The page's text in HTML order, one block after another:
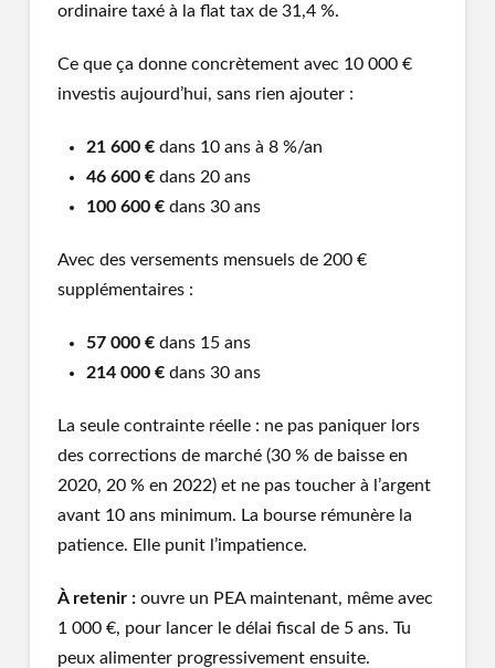
ordinaire taxé à la flat tax de 31,4 %.
Ce que ça donne concrètement avec 10 000 €
investis aujourd’hui, sans rien ajouter :
21 600 € dans 10 ans à 8 %/an
46 600 € dans 20 ans
100 600 € dans 30 ans
Avec des versements mensuels de 200 €
supplémentaires :
57 000 € dans 15 ans
214 000 € dans 30 ans
La seule contrainte réelle : ne pas paniquer lors
des corrections de marché (30 % de baisse en
2020, 20 % en 2022) et ne pas toucher à l’argent
avant 10 ans minimum. La bourse rémunère la
patience. Elle punit l’impatience.
À retenir :ouvre un PEA maintenant, même avec
1 000 €, pour lancer le délai fiscal de 5 ans. Tu
peux alimenter progressivement ensuite.